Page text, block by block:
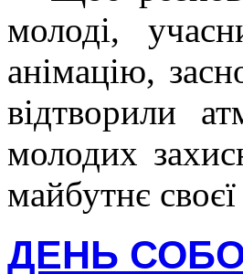
молоді,
анімацію,
відтворили
молодих
майбутнє
ДЕНЬ